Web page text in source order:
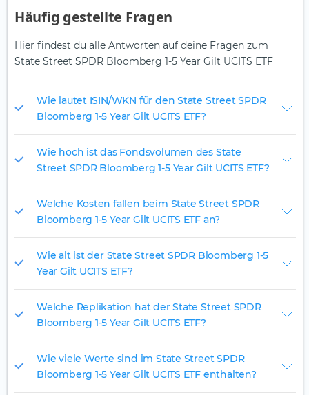
Häufig gestellte Fragen
Hier findest du alle Antworten auf deine Fragen zum
State Street SPDR Bloomberg 1-5 Year Gilt UCITS ETF
Wie lautet ISIN/WKN für den State Street SPDR
Bloomberg 1-5 Year Gilt UCITS ETF?
Wie hoch ist das Fondsvolumen des State
Street SPDR Bloomberg 1-5 Year Gilt UCITS ETF?
Welche Kosten fallen beim State Street SPDR
Bloomberg 1-5 Year Gilt UCITS ETF an?
Wie alt ist der State Street SPDR Bloomberg 1-5
Year Gilt UCITS ETF?
Welche Replikation hat der State Street SPDR
Bloomberg 1-5 Year Gilt UCITS ETF?
Wie viele Werte sind im State Street SPDR
Bloomberg 1-5 Year Gilt UCITS ETF enthalten?